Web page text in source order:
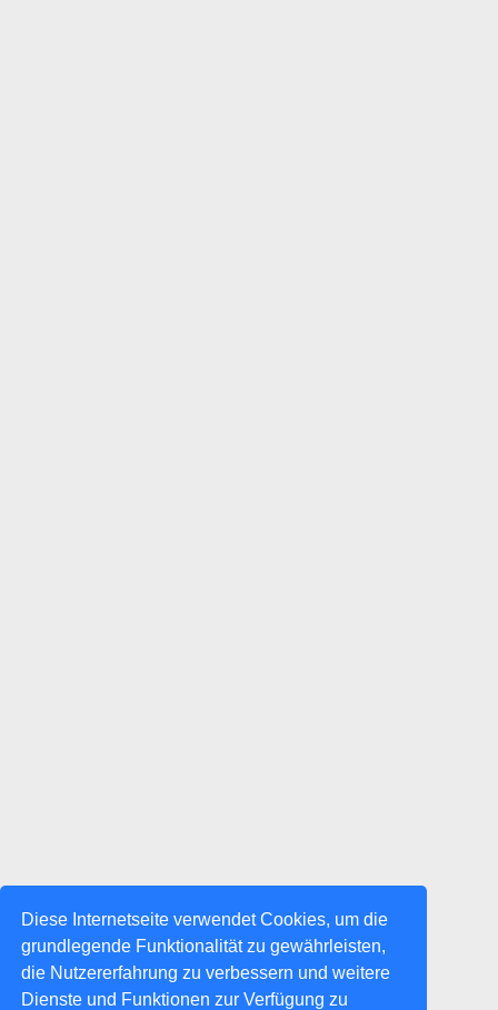
Diese Internetseite verwendet Cookies, um die
grundlegende Funktionalität zu gewährleisten,
die Nutzererfahrung zu verbessern und weitere
Dienste und Funktionen zur Verfügung zu